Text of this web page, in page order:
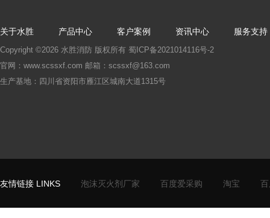
关于水胜 产品中心 客户案例 资讯中心 服务支持
Copyright ©2026 水胜消防 版权所有 蜀ICP备2021014116号-2
官网：www.scssxf.com 邮箱：scssxf@163.com
生产基地：四川省资阳市雁江区城南大道1315号
友情链接 LINKS 泡沫灭火剂厂家 百度爱采购 淘宝